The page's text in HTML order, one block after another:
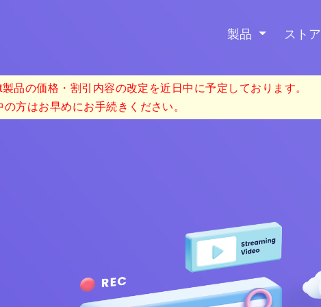
製品 ストア
品の価格・割引内容の改定を近日中に予定しております。
方はお早めにお手続きください。